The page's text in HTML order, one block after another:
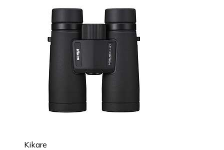
Kikare